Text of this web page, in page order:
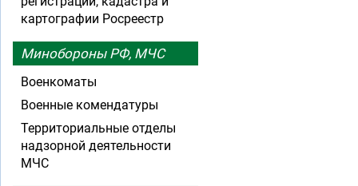
картографии Росреестр
Минобороны РФ, МЧС
Военкоматы
Военные комендатуры
Территориальные отделы
надзорной деятельности
МЧС